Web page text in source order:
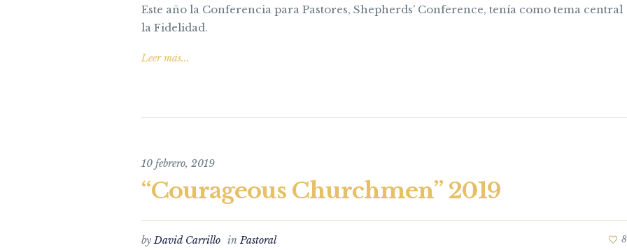
Este año la Conferencia para Pastores, Shepherds’ Conference, tenía como tema central
la Fidelidad.
Leer más...
10 febrero, 2019
“Courageous Churchmen” 2019
byDavid Carrillo inPastoral 8